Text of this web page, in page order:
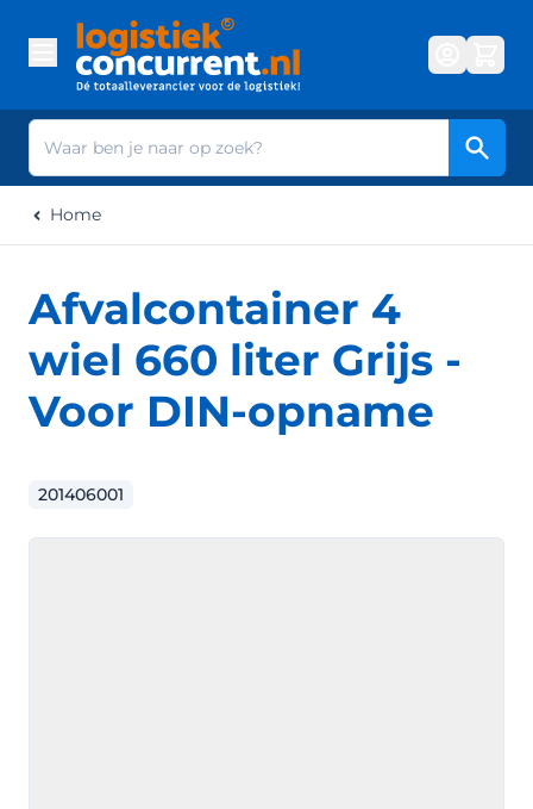
Zoek
Home
Afvalcontainer 4
wiel 660 liter Grijs -
Voor DIN-opname
201406001